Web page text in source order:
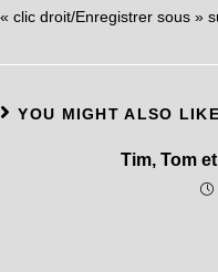
« clic droit/Enregistrer sous »
YOU MIGHT ALSO LIKE
Tim, Tom